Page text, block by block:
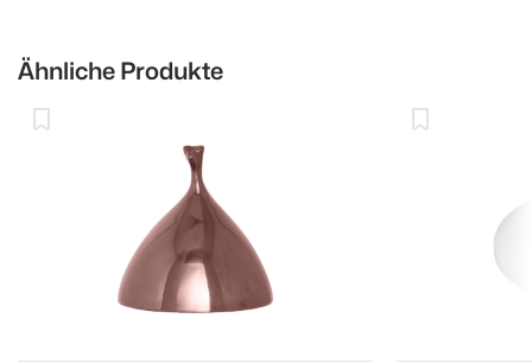
Ähnliche Produkte